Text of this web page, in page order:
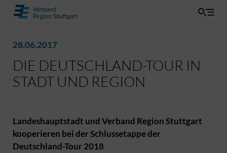
28.06.2017
DIE DEUTSCHLAND-TOUR IN
STADT UND REGION
Landeshauptstadt und Verband Region Stuttgart
kooperieren bei der Schlussetappe der
Deutschland-Tour 2018